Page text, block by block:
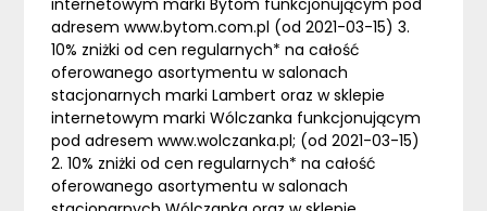
internetowym marki Bytom funkcjonującym pod
adresem www.bytom.com.pl (od 2021-03-15) 3.
10% zniżki od cen regularnych* na całość
oferowanego asortymentu w salonach
stacjonarnych marki Lambert oraz w sklepie
internetowym marki Wólczanka funkcjonującym
pod adresem www.wolczanka.pl; (od 2021-03-15)
2. 10% zniżki od cen regularnych* na całość
oferowanego asortymentu w salonach